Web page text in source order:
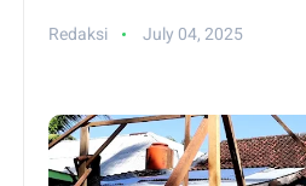
Redaksi July 04, 2025